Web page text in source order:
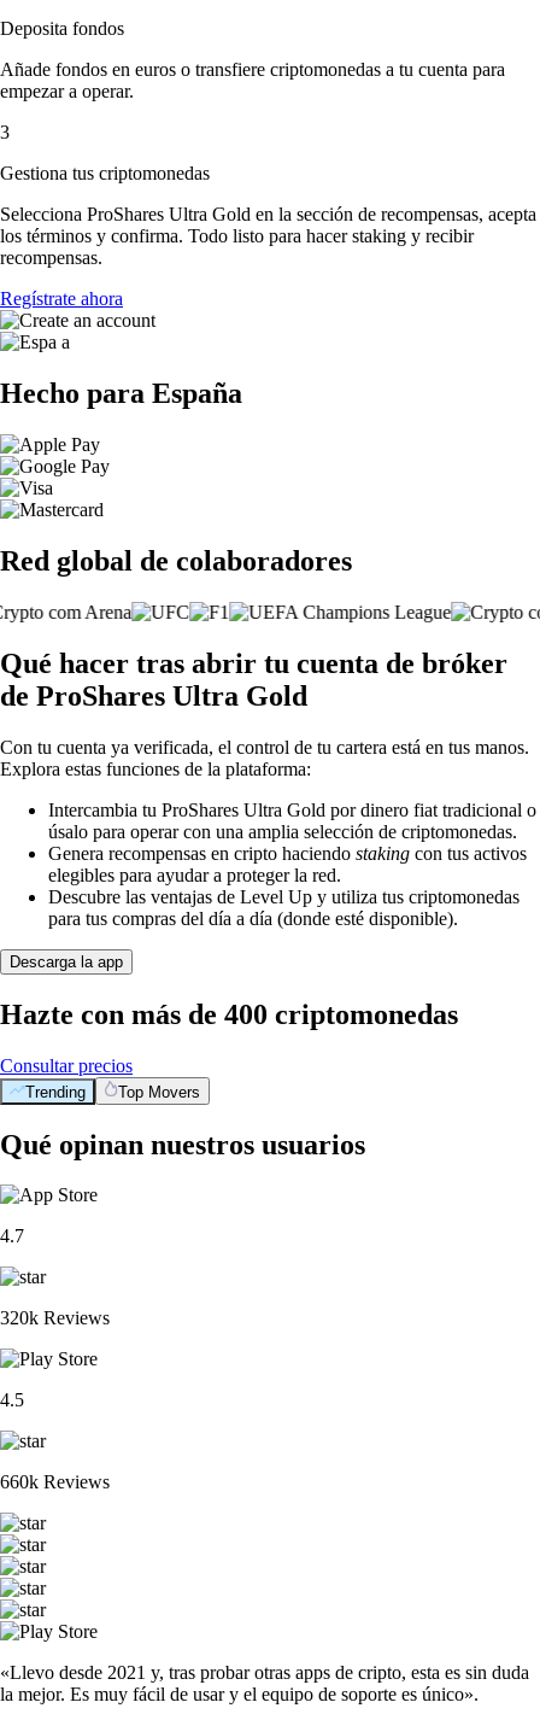
Deposita fondos
Añade fondos en euros o transfiere criptomonedas a tu cuenta para
empezar a operar.
3
Gestiona tus criptomonedas
Selecciona ProShares Ultra Gold en la sección de recompensas, acepta
los términos y confirma. Todo listo para hacer staking y recibir
recompensas.
Regístrate ahora
Hecho para España
Red global de colaboradores
Qué hacer tras abrir tu cuenta de bróker
de ProShares Ultra Gold
Con tu cuenta ya verificada, el control de tu cartera está en tus manos.
Explora estas funciones de la plataforma:
Intercambia tu ProShares Ultra Gold por dinero fiat tradicional o
úsalo para operar con una amplia selección de criptomonedas.
Genera recompensas en cripto haciendo staking con tus activos
elegibles para ayudar a proteger la red.
Descubre las ventajas de Level Up y utiliza tus criptomonedas
para tus compras del día a día (donde esté disponible).
Descarga la app
Hazte con más de 400 criptomonedas
Consultar precios
Trending Top Movers
Qué opinan nuestros usuarios
4.7
320k Reviews
4.5
660k Reviews
«Llevo desde 2021 y, tras probar otras apps de cripto, esta es sin duda
la mejor. Es muy fácil de usar y el equipo de soporte es único».